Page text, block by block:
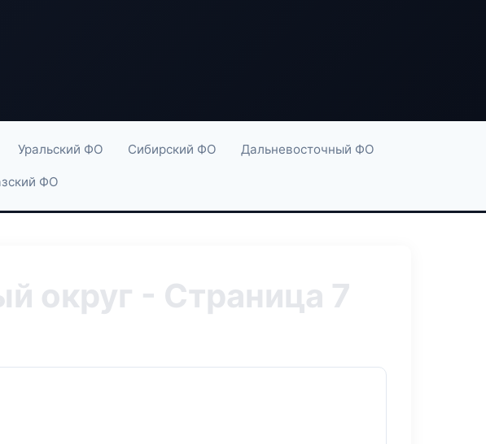
Уральский ФО Сибирский ФО Дальневосточный ФО
ФО
округ - Страница 7